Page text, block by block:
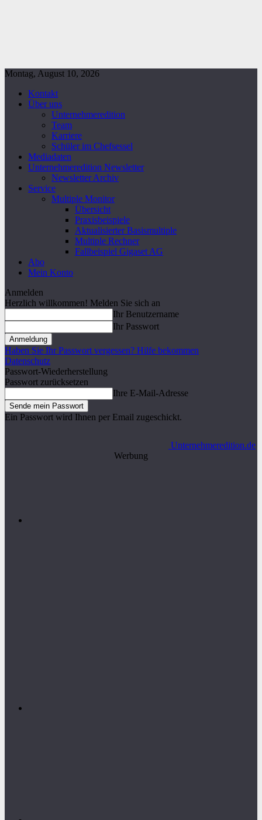
Montag, August 10, 2026
Kontakt
Über uns
Unternehmeredition
Team
Karriere
Schüler im Chefsessel
Mediadaten
Unternehmeredition Newsletter
Newsletter Archiv
Service
Multiple Monitor
Übersicht
Praxisbeispiele
Aktualisierter Basismultiple
Multiple Rechner
Fallbeispiel Gigaset AG
Abo
Mein Konto
Anmelden
Herzlich willkommen! Melden Sie sich an
Ihr Benutzername
Ihr Passwort
Haben Sie Ihr Passwort vergessen? Hilfe bekommen
Datenschutz
Passwort-Wiederherstellung
Passwort zurücksetzen
Ihre E-Mail-Adresse
Ein Passwort wird Ihnen per Email zugeschickt.
Unternehmeredition.de
Werbung